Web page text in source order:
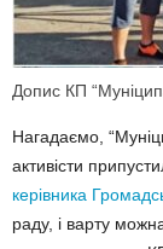
Допис КП
Нагадаємо,
активісти
керівника
раду, і варту